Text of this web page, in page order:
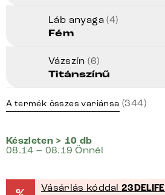
Láb anyaga(4)
Fém
Vázszín(6)
Titánszínű
A termék összes variánsa (344)
Készleten > 10 db
08.14 – 08.19 Önnél
Vásárlás kóddal23DELIFE